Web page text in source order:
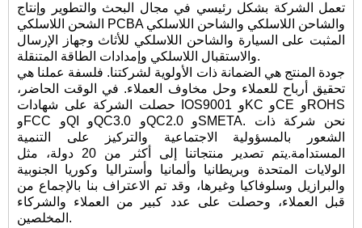
تعمل الشركة بشكل رئيسي في مجال البحث والتطوير وإنتاج
الشحن اللاسلكي PCBA والشاحن اللاسلكي والشاحن اللاسلكي
المثبت على السيارة والشاحن اللاسلكي للأثاث وجهاز الإرسال
والاستقبال اللاسلكي وإمدادات الطاقة المتنقلة.
جودة المنتج هي الضمانة ذات الأولوية لشركتنا. فلسفة عملنا هي
تحقيق أرباح للعملاء وحل مخاوف العملاء. في الوقت الحاضر،
حصلت الشركة على شهادات IOS9001 وKC وCE وROHS
وFCC وQI وQC3.0 وQC2.0 وSMETA. نحن شركة ذات
الشعور بالمسؤولية الاجتماعية والتركيز على التنمية
المستدامة.يتم تصدير منتجاتنا إلى أكثر من 20 دولة، مثل
الولايات المتحدة وبريطانيا وألمانيا وأستراليا وكوريا الجنوبية
والبرازيل وسلوفاكيا وغيرها، وقد تم الاعتراف بنا بالإجماع من
قبل العملاء، وحصلت على عدد كبير من العملاء والشركاء
المخلصين.